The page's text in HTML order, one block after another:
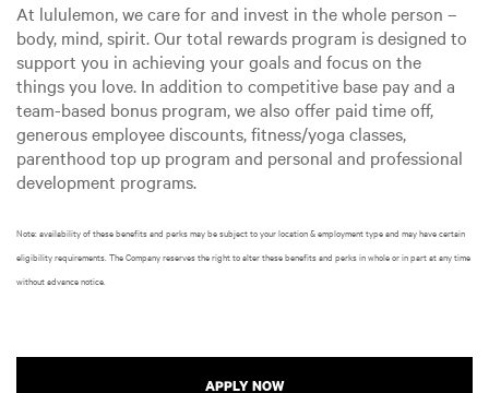
At lululemon, we care for and invest in the whole person –
body, mind, spirit. Our total rewards program is designed to
support you in achieving your goals and focus on the
things you love. In addition to competitive base pay and a
team-based bonus program, we also offer paid time off,
generous employee discounts, fitness/yoga classes,
parenthood top up program and personal and professional
development programs.
Note: availability of these benefits and perks may be subject to your location & employment type and may have certain
eligibility requirements. The Company reserves the right to alter these benefits and perks in whole or in part at any time
without advance notice.
APPLY NOW